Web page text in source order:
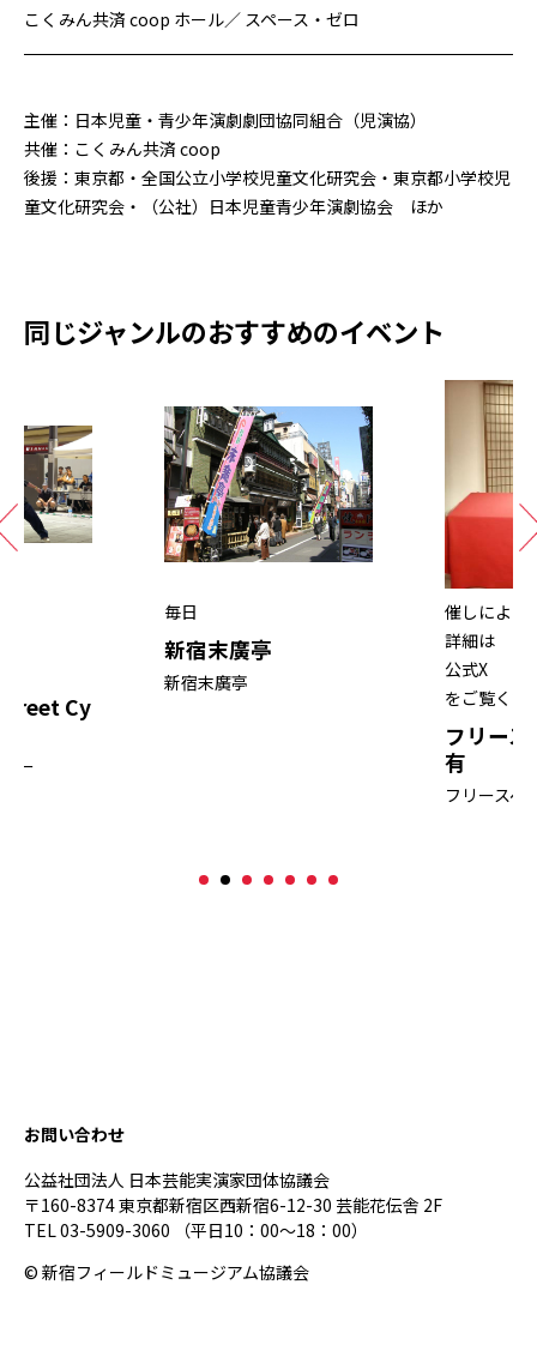
こくみん共済 coop ホール／ スペース・ゼロ
主催：日本児童・青少年演劇劇団協同組合（児演協）
共催：こくみん共済 coop
後援：東京都・全国公立小学校児童文化研究会・東京都小学校児
童文化研究会・（公社）日本児童青少年演劇協会 ほか
同じジャンルのおすすめのイベント
Cy
ー
毎日
新宿末廣亭
新宿末廣亭
催しによっ
詳細は
公式X
をご覧くだ
フリー
有
フリースペ
お問い合わせ
公益社団法人 日本芸能実演家団体協議会
〒160-8374 東京都新宿区西新宿6-12-30 芸能花伝舎 2F
TEL 03-5909-3060 （平日10：00～18：00）
© 新宿フィールドミュージアム協議会